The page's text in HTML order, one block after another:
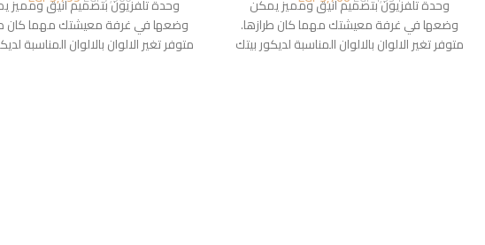
وحدة تلفزيون بتصميم أنيق ومميز يمكن
وضعها في غرفة معيشتك مهما كان طرازها.
متوفر تغير الالوان بالالوان المناسبة لديكور بيتك
وحدة تلفزيون بتصميم أنيق ومميز
وضعها في غرفة معيشتك مهما كان
متوفر تغير الالوان بالالوان المناسبة